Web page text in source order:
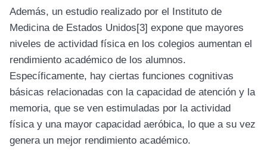
Además, un estudio realizado por el Instituto de
Medicina de Estados Unidos[3] expone que mayores
niveles de actividad física en los colegios aumentan el
rendimiento académico de los alumnos.
Específicamente, hay ciertas funciones cognitivas
básicas relacionadas con la capacidad de atención y la
memoria, que se ven estimuladas por la actividad
física y una mayor capacidad aeróbica, lo que a su vez
genera un mejor rendimiento académico.